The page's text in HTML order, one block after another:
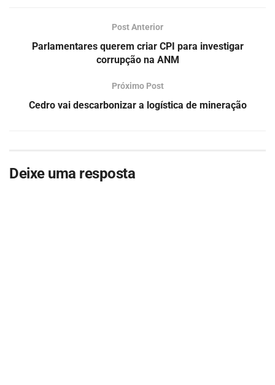
Post Anterior
Parlamentares querem criar CPI para investigar
corrupção na ANM
Próximo Post
Cedro vai descarbonizar a logística de mineração
Deixe uma resposta